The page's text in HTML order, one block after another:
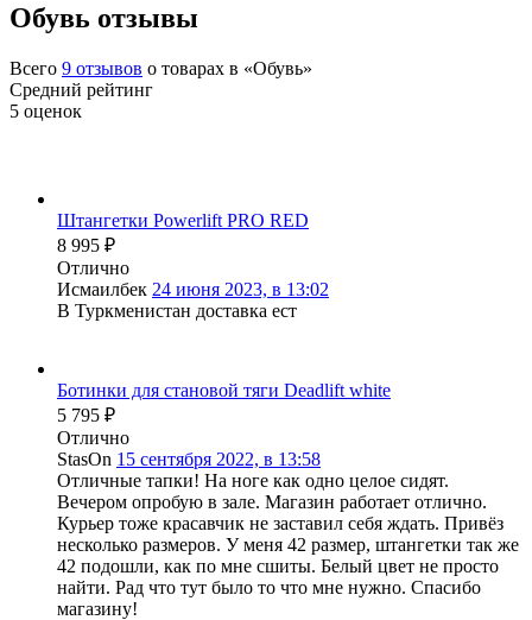
Обувь отзывы
Всего 9 отзывов о товарах в «Обувь»
Средний рейтинг
5 оценок
Штангетки Powerlift PRO RED
8 995 ₽
Отлично
Исмаилбек 24 июня 2023, в 13:02
В Туркменистан доставка ест
Ботинки для становой тяги Deadlift white
5 795 ₽
Отлично
StasOn 15 сентября 2022, в 13:58
Отличные тапки! На ноге как одно целое сидят.
Вечером опробую в зале. Магазин работает отлично.
Курьер тоже красавчик не заставил себя ждать. Привёз
несколько размеров. У меня 42 размер, штангетки так же
42 подошли, как по мне сшиты. Белый цвет не просто
найти. Рад что тут было то что мне нужно. Спасибо
магазину!